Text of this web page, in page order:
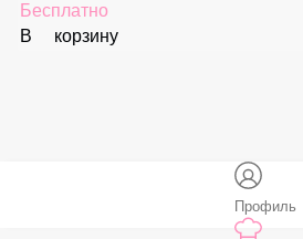
Соус «Слайдкий Чили»